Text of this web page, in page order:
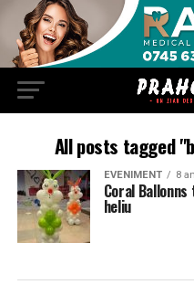
All posts tagged
EVENIMENT 8
Coral
heliu